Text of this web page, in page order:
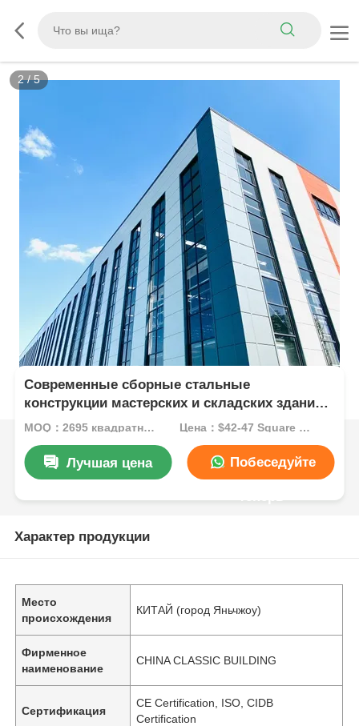
2/5
Современные сборные стальные
конструкции мастерских и складских зданий
на месте
MOQ：2695 квадратных метров Цена：$42-47 Square Meters
Лучшая цена Побеседуйте
Характер продукции
Место
происхождения
КИТАЙ (город Яньчжоу)
Фирменное
наименование
CHINA CLASSIC BUILDING
Сертификация
CE Certification, ISO, CIDB
Certification